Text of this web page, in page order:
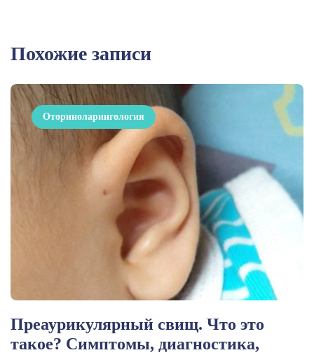
Похожие записи
Оториноларингология
Преаурикулярный свищ. Что это
такое? Симптомы, диагностика,